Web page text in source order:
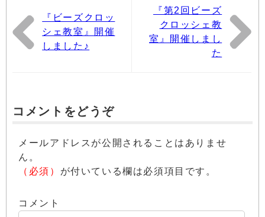
『ビーズクロッ
シェ教室』開催
しました♪
『第2回ビーズ
クロッシェ教
室』開催しまし
た
コメントをどうぞ
メールアドレスが公開されることはありませ
ん。
（必須） が付いている欄は必須項目です。
コメント